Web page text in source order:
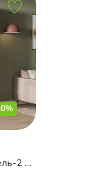
Распашной шкаф Шармель-2 Лайф